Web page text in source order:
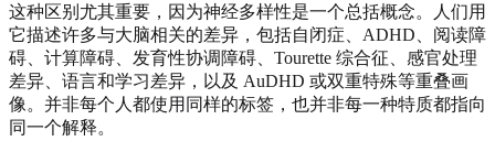
这种区别尤其重要，因为神经多样性是一个总括概念。人们用
它描述许多与大脑相关的差异，包括自闭症、ADHD、阅读障
碍、计算障碍、发育性协调障碍、Tourette 综合征、感官处理
差异、语言和学习差异，以及 AuDHD 或双重特殊等重叠画
像。并非每个人都使用同样的标签，也并非每一种特质都指向
同一个解释。